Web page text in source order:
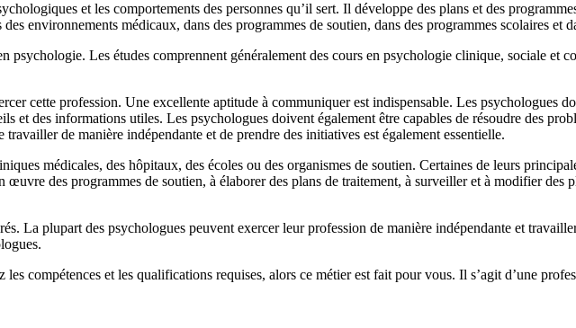
et les comportements des personnes qu’il sert. Il développe des plans et des
environnements médicaux, dans des programmes de soutien, dans des programmes scolaires et
Les études comprennent généralement des cours en psychologie clinique, sociale et
cette profession. Une excellente aptitude à communiquer est indispensable. Les psychologues
et des informations utiles. Les psychologues doivent également être capables de résoudre des
de manière indépendante et de prendre des initiatives est également essentielle.
médicales, des hôpitaux, des écoles ou des organismes de soutien. Certaines de leurs
œuvre des programmes de soutien, à élaborer des plans de traitement, à surveiller et à modifier des
La plupart des psychologues peuvent exercer leur profession de manière indépendante et
compétences et les qualifications requises, alors ce métier est fait pour vous. Il s’agit d’une